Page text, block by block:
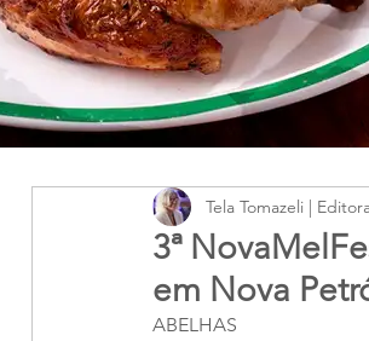
3ª
em Nova
Tela Tomazeli |
ABELHAS